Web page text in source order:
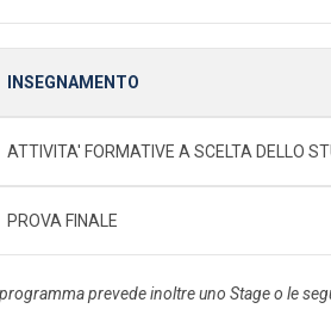
INSEGNAMENTO
ATTIVITA' FORMATIVE A SCELTA DELLO
PROVA FINALE
prevede inoltre uno Stage o le